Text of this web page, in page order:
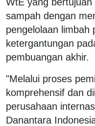
sampah dengan
pengelolaan limbah
ketergantungan
pembuangan akhir.
"Melalui proses
komprehensif dan
perusahaan
Danantara